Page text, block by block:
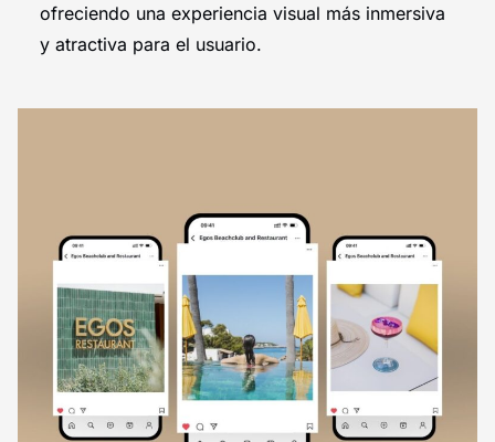
ofreciendo una experiencia visual más inmersiva
y atractiva para el usuario.